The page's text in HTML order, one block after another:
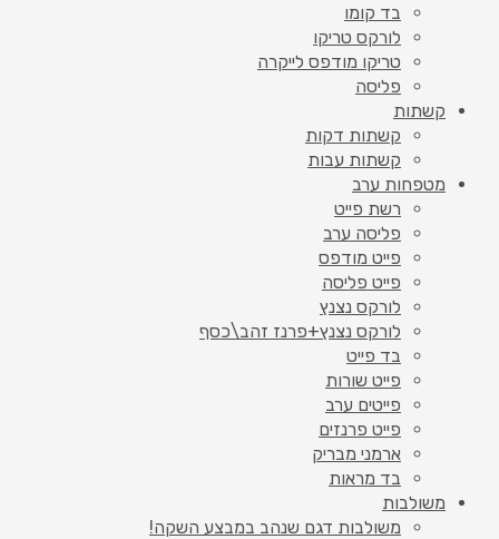
בד קומו
לורקס טריקו
טריקו מודפס לייקרה
פליסה
קשתות
קשתות דקות
קשתות עבות
מטפחות ערב
רשת פייט
פליסה ערב
פייט מודפס
פייט פליסה
לורקס נצנץ
לורקס נצנץ+פרנז זהב\כסף
בד פייט
פייט שורות
פייטים ערב
פייט פרנזים
ארמני מבריק
בד מראות
משולבות
משולבות דגם שנהב במבצע השקה!